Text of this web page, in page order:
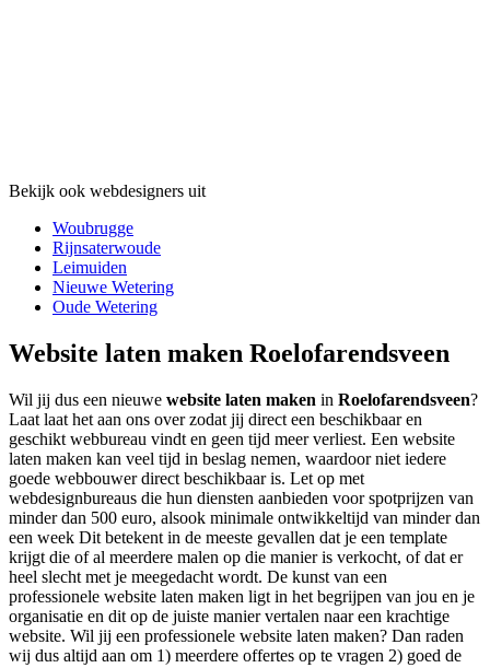
Bekijk ook webdesigners uit
Woubrugge
Rijnsaterwoude
Leimuiden
Nieuwe Wetering
Oude Wetering
Website laten maken Roelofarendsveen
Wil jij dus een nieuwe website laten maken in Roelofarendsveen?
Laat laat het aan ons over zodat jij direct een beschikbaar en
geschikt webbureau vindt en geen tijd meer verliest. Een website
laten maken kan veel tijd in beslag nemen, waardoor niet iedere
goede webbouwer direct beschikbaar is. Let op met
webdesignbureaus die hun diensten aanbieden voor spotprijzen van
minder dan 500 euro, alsook minimale ontwikkeltijd van minder dan
een week Dit betekent in de meeste gevallen dat je een template
krijgt die of al meerdere malen op die manier is verkocht, of dat er
heel slecht met je meegedacht wordt. De kunst van een
professionele website laten maken ligt in het begrijpen van jou en je
organisatie en dit op de juiste manier vertalen naar een krachtige
website. Wil jij een professionele website laten maken? Dan raden
wij dus altijd aan om 1) meerdere offertes op te vragen 2) goed de